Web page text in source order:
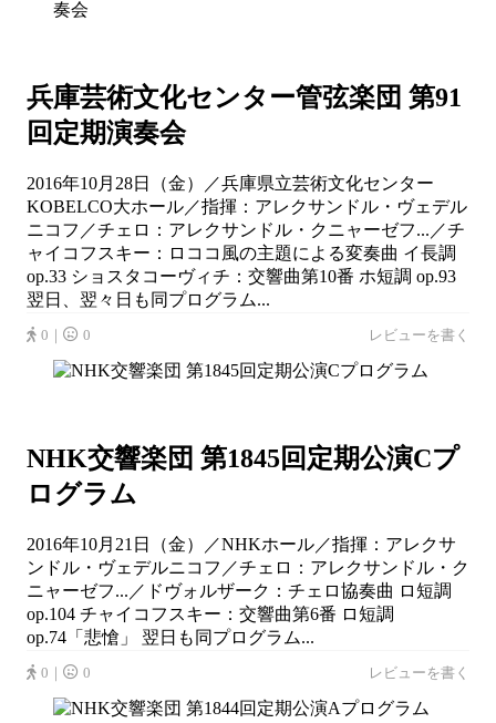
兵庫芸術文化センター管弦楽団 第91
回定期演奏会
2016年10月28日（金）／兵庫県立芸術文化センター
KOBELCO大ホール／指揮：アレクサンドル・ヴェデル
ニコフ／チェロ：アレクサンドル・クニャーゼフ...／チ
ャイコフスキー：ロココ風の主題による変奏曲 イ長調
op.33 ショスタコーヴィチ：交響曲第10番 ホ短調 op.93
翌日、翌々日も同プログラム...
0｜ 0 レビューを書く
NHK交響楽団 第1845回定期公演Cプ
ログラム
2016年10月21日（金）／NHKホール／指揮：アレクサ
ンドル・ヴェデルニコフ／チェロ：アレクサンドル・ク
ニャーゼフ...／ドヴォルザーク：チェロ協奏曲 ロ短調
op.104 チャイコフスキー：交響曲第6番 ロ短調
op.74「悲愴」 翌日も同プログラム...
0｜ 0 レビューを書く